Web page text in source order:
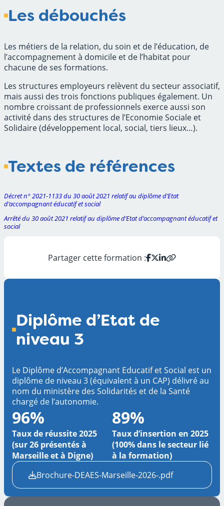
Les débouchés
Les métiers de la relation, du soin et de l’éducation, de
l’accompagnement à domicile et de l’habitat pour
chacune de ses formations.
Les structures employeurs relèvent du secteur associatif,
mais aussi des trois fonctions publiques également. Un
nombre croissant de professionnels exerce aussi son
activité dans des structures de l’Economie Sociale et
Solidaire (développement local, social, tiers lieux…).
Textes de références
Décret n° 2021-1133 du 30 août 2021 relatif au diplôme d’Etat
d’accompagnant éducatif et social
Arrêté du 30 août 2021 relatif au diplôme d’Etat d’accompagnant éducatif et
social
Partager cette formation :
Diplôme d’Etat de
niveau 3
Le Diplôme d’Accompagnant Educatif et Social est un
diplôme de niveau 3 (équivalent à un CAP) délivré au
nom du ministère des Solidarités et de la Santé
chargé de l’autonomie.
96%
Taux de réussite 2025
(sur 26 présentés à
Marseille et à Digne)
89%
Taux d’insertion en 2025
(100% dans le secteur lié
à la formation)
Brochure-DEAES-Marseille-2026-.pdf